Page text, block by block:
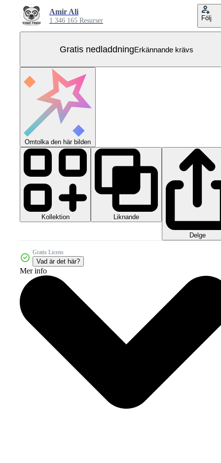
Amir Ali
1 346 165 Resurser Följ
Gratis nedladdningErkännande krävs
Omtolka den här bilden
Kollektion Liknande
Delge
Gratis Licens
Vad är det här?
Mer info